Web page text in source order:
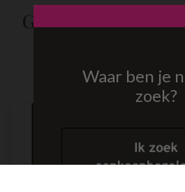
Grond te koop in
Waar ben je
zoek?